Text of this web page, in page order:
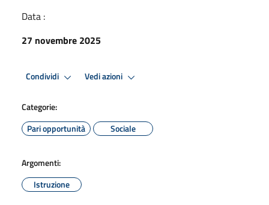
Data :
27 novembre 2025
Condividi Vedi azioni
Categorie:
Pari opportunità
Sociale
Argomenti:
Istruzione